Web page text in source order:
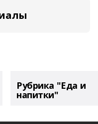
Рубрика "Еда и
напитки"